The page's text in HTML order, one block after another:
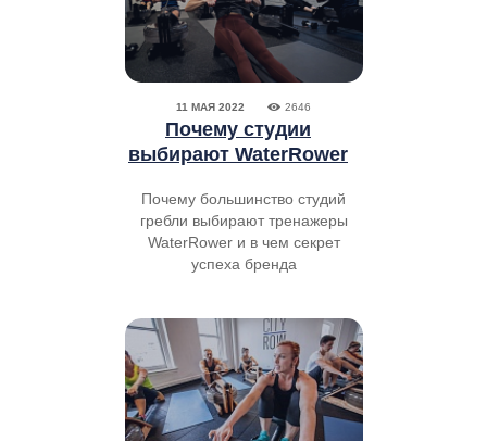
11 МАЯ 2022 2646
Почему студии
выбирают WaterRower
Почему большинство студий
гребли выбирают тренажеры
WaterRower и в чем секрет
успеха бренда